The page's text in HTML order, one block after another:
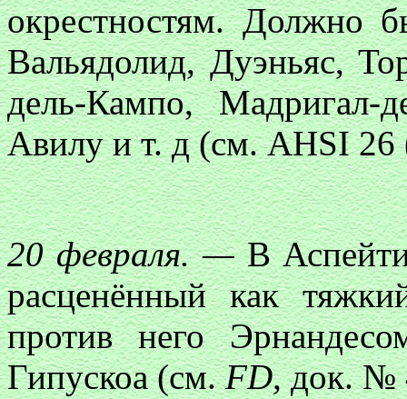
окрестностям. Должно
Вальядолид, Дуэньяс,
дель-Кампо, Мадригал-
Авилу и т. д (см. AHSI
20 февраля. —В
расценённый как
против него
Гипускоа (см.FD,док. №